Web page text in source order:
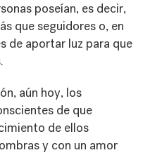
poseían, es decir,
que seguidores o, en
de aportar luz para que
aún hoy, los
de que
de ellos
y con un amor